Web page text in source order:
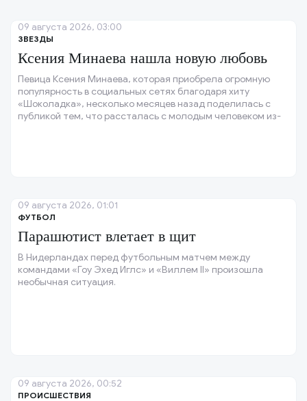
ЗВЕЗДЫ
Ксения Минаева нашла новую любовь
Певица Ксения Минаева, которая приобрела огромную
популярность в социальных сетях благодаря хиту
«Шоколадка», несколько месяцев назад поделилась с
публикой тем, что рассталась с молодым человеком из-
09 августа 2026, 03:00
ФУТБОЛ
Парашютист влетает в щит
В Нидерландах перед футбольным матчем между
командами «Гоу Эхед Иглс» и «Виллем II» произошла
необычная ситуация.
09 августа 2026, 01:01
ПРОИСШЕСТВИЯ
09 августа 2026, 00:52